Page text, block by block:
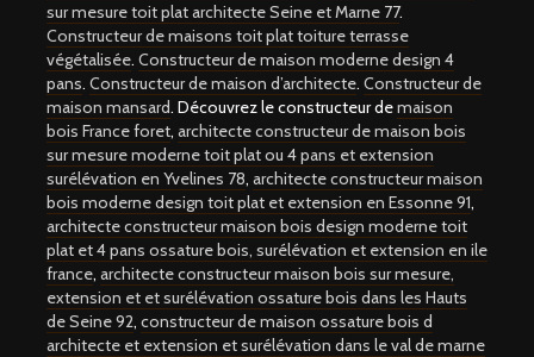
sur mesure toit plat architecte Seine et Marne 77.
Constructeur de maisons toit plat toiture terrasse
végétalisée. Constructeur de maison moderne design 4
pans. Constructeur de maison d’architecte. Constructeur de
maison mansard. Découvrez le constructeur demaison
bois France foret, architecte constructeur de maison bois
sur mesure moderne toit plat ou 4 pans et extension
surélévation en Yvelines 78, architecte constructeur maison
bois moderne design toit plat et extension en Essonne 91,
architecte constructeur maison bois design moderne toit
plat et 4 pans ossature bois, surélévation et extension en ile
france, architecte constructeur maison bois sur mesure,
extension et et surélévation ossature bois dans les Hauts
de Seine 92, constructeur de maison ossature bois d
architecte et extension et surélévation dans le val de marne